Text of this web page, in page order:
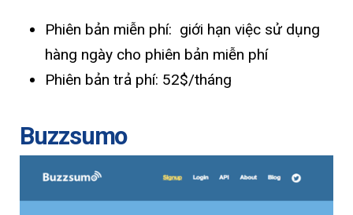
Phiên bản miễn phí: giới hạn việc sử dụng
hàng ngày cho phiên bản miễn phí
Phiên bản trả phí: 52$/tháng
Buzzsumo